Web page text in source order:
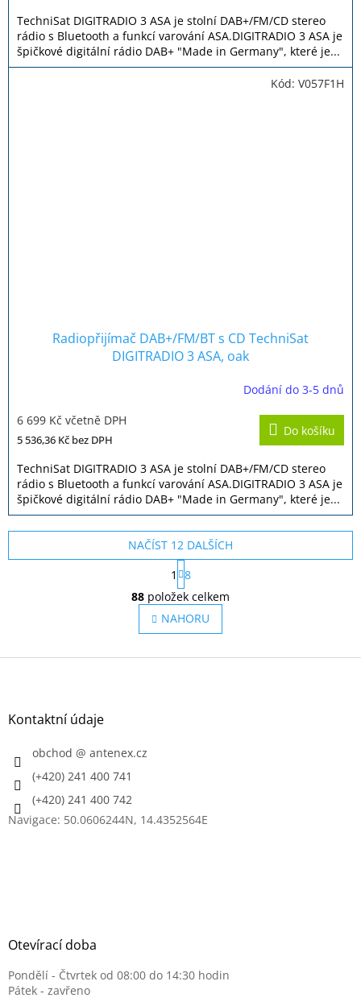
z
5
hvězdiček.
TechniSat DIGITRADIO 3 ASA je stolní DAB+/FM/CD stereo
rádio s Bluetooth a funkcí varování ASA.DIGITRADIO 3 ASA je
špičkové digitální rádio DAB+ "Made in Germany", které je...
Radiopřijímač DAB+/FM/BT s CD TechniSat
DIGITRADIO 3 ASA, oak
produktu
je
z
5
hvězdiček.
Dodání do 3-5 dnů
6 699 Kč včetně DPH
5 536,36 Kč bez DPH
Do košíku
TechniSat DIGITRADIO 3 ASA je stolní DAB+/FM/CD stereo
rádio s Bluetooth a funkcí varování ASA.DIGITRADIO 3 ASA je
špičkové digitální rádio DAB+ "Made in Germany", které je...
Kód: V057F1H
O
v
l
á
p
NAČÍST 12 DALŠÍCH
S
t
r
á
n
k
v
1
8
88 položek celkem
NAHORU
Z
Kontaktní údaje
obchod @ antenex.cz
(+420) 241 400 741
(+420) 241 400 742
Navigace: 50.0606244N, 14.4352564E
Otevírací doba
Pondělí - Čtvrtek od 08:00 do 14:30 hodin
Pátek - zavřeno